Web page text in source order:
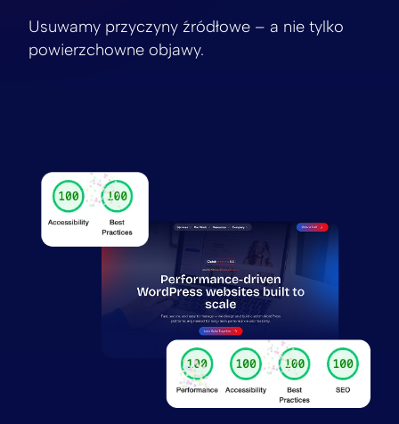
Usuwamy przyczyny źródłowe – a nie tylko
powierzchowne objawy.